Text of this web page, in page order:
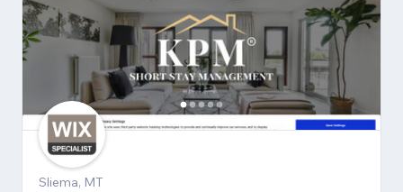
Sliema, MT